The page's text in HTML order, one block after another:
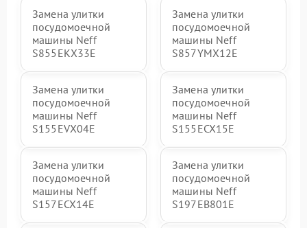
Замена улитки
посудомоечной
машины Neff
S855EKX33E
Замена улитки
посудомоечной
машины Neff
S857YMX12E
Замена улитки
посудомоечной
машины Neff
S155EVX04E
Замена улитки
посудомоечной
машины Neff
S155ECX15E
Замена улитки
посудомоечной
машины Neff
S157ECX14E
Замена улитки
посудомоечной
машины Neff
S197EB801E